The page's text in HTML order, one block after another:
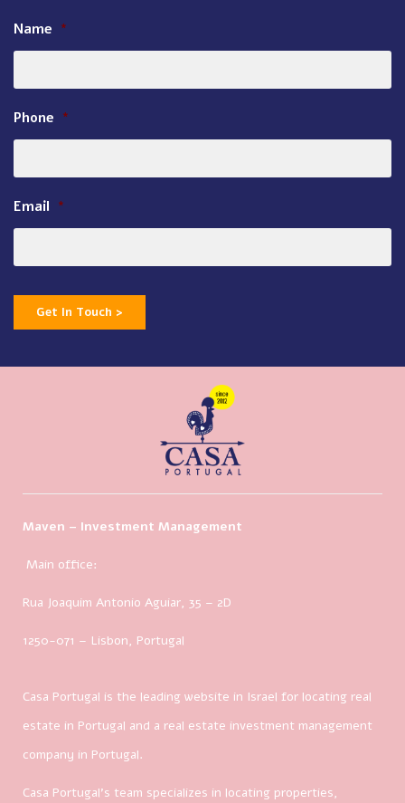
Name *
Phone *
Email *
Get In Touch >
Maven – Investment Management
Main office:
Rua Joaquim Antonio Aguiar, 35 – 2D
1250-071 – Lisbon, Portugal
Casa Portugal is the leading website in Israel for locating real
estate in Portugal and a real estate investment management
company in Portugal.
Casa Portugal’s team specializes in locating properties,